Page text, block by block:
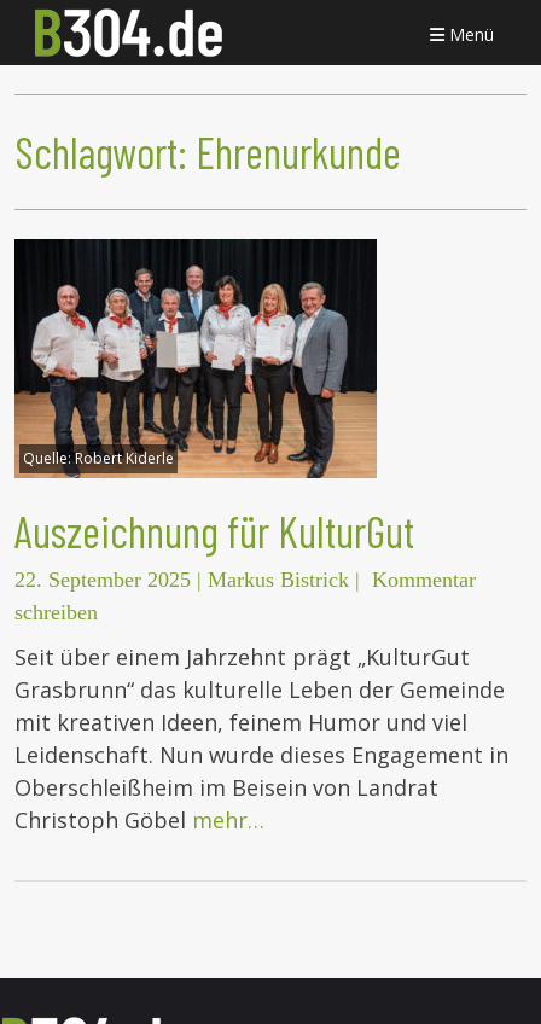
Menü
Schlagwort: Ehrenurkunde
Quelle:Robert Kiderle
Auszeichnung für KulturGut
22. September 2025 | Markus Bistrick | Kommentar
schreiben
Seit über einem Jahrzehnt prägt „KulturGut
Grasbrunn“ das kulturelle Leben der Gemeinde
mit kreativen Ideen, feinem Humor und viel
Leidenschaft. Nun wurde dieses Engagement in
Oberschleißheim im Beisein von Landrat
Christoph Göbel mehr…